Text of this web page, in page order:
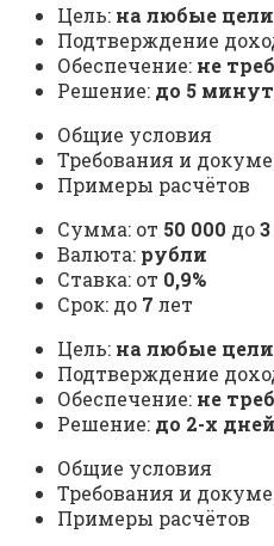
Цель: на любые цели
Подтверждение
Обеспечение: не
Решение: до 5 минут
Общие условия
Требования и
Примеры расчётов
Сумма: от 50 000 до
Валюта: рубли
Ставка: от 0,9%
Срок: до 7 лет
Цель: на любые цели
Подтверждение
Обеспечение: не
Решение: до 2-х дней
Общие условия
Требования и
Примеры расчётов